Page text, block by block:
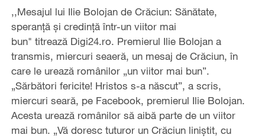
,,Mesajul lui Ilie Bolojan de Crăciun: Sănătate,
speranţă şi credinţă într-un viitor mai
bun" titrează Digi24.ro. Premierul Ilie Bolojan a
transmis, miercuri seaeră, un mesaj de Crăciun, în
care le urează românilor „un viitor mai bun”.
„Sărbători fericite! Hristos s-a născut”, a scris,
miercuri seară, pe Facebook, premierul Ilie Bolojan.
Acesta urează românilor să aibă parte de un viitor
mai bun. „Vă doresc tuturor un Crăciun liniştit, cu